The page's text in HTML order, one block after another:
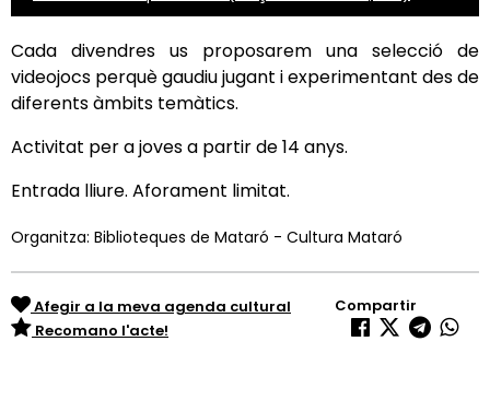
Cada divendres us proposarem una selecció de
videojocs perquè gaudiu jugant i experimentant des de
diferents àmbits temàtics.
Activitat per a joves a partir de 14 anys.
Entrada lliure. Aforament limitat.
Organitza: Biblioteques de Mataró - Cultura Mataró
Afegir a la meva agenda cultural
Recomano l'acte!
Compartir